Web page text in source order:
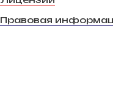
Правовая